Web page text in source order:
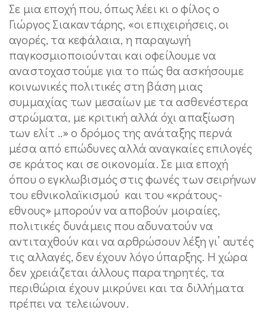
Σε μια εποχή που, όπως λέει κι ο φίλος ο
Γιώργος Σιακαντάρης, «οι επιχειρήσεις, οι
αγορές, τα κεφάλαια, η παραγωγή
παγκοσμιοποιούνται και οφείλουμε να
αναστοχαστούμε για το πώς θα ασκήσουμε
κοινωνικές πολιτικές στη βάση μιας
συμμαχίας των μεσαίων με τα ασθενέστερα
στρώματα, με κριτική αλλά όχι απαξίωση
των ελίτ ..» ο δρόμος της ανάταξης περνά
μέσα από επώδυνες αλλά αναγκαίες επιλογές
σε κράτος και σε οικονομία. Σε μια εποχή
όπου ο εγκλωβισμός στις φωνές των σειρήνων
του εθνικολαϊκισμού και του «κράτους-
εθνους» μπορούν να αποβούν μοιραίες,
πολιτικές δυνάμεις που αδυνατούν να
αντιταχθούν και να αρθρώσουν λέξη γι’ αυτές
τις αλλαγές, δεν έχουν λόγο ύπαρξης. Η χώρα
δεν χρειάζεται άλλους παρατηρητές, τα
περιθώρια έχουν μικρύνει και τα διλλήματα
πρέπει να τελειώνουν.